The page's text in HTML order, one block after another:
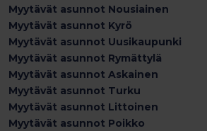
Myytävät asunnot Nousiainen
Myytävät asunnot Kyrö
Myytävät asunnot Uusikaupunki
Myytävät asunnot Rymättylä
Myytävät asunnot Askainen
Myytävät asunnot Turku
Myytävät asunnot Littoinen
Myytävät asunnot Poikko